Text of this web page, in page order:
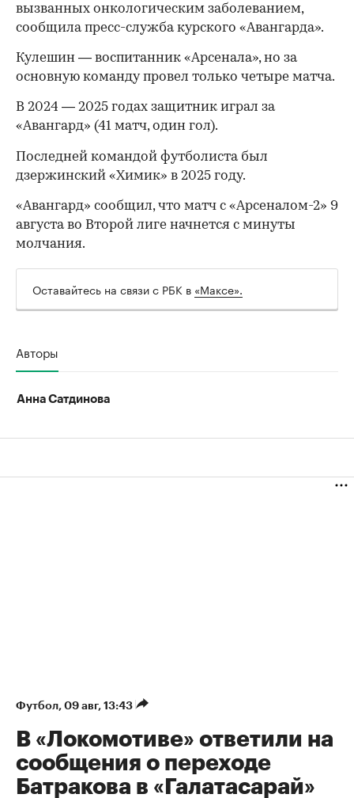
вызванных онкологическим заболеванием,
сообщила пресс-служба курского «Авангарда».
Кулешин — воспитанник «Арсенала», но за
основную команду провел только четыре матча.
В 2024 — 2025 годах защитник играл за
«Авангард» (41 матч, один гол).
00:00 / 00:00
Последней командой футболиста был
дзержинский «Химик» в 2025 году.
«Авангард» сообщил, что матч с «Арсеналом-2» 9
августа во Второй лиге начнется с минуты
молчания.
Оставайтесь на связи с РБК в «Максе».
Авторы
Анна Сатдинова
Футбол 09 авг, 13:43
В «Локомотиве» ответили на
сообщения о переходе
Батракова в «Галатасарай»